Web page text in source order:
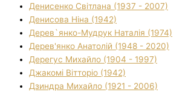
Денисенко Світлана (1937 - 2007)
Денисова Ніна (1942)
Дерев`янко-Мудрук Наталія (1974)
Дерев'янко Анатолій (1948 - 2020)
Дерегус Михайло (1904 - 1997)
Джакомі Вітторіо (1942)
Дзиндра Михайло (1921 - 2006)